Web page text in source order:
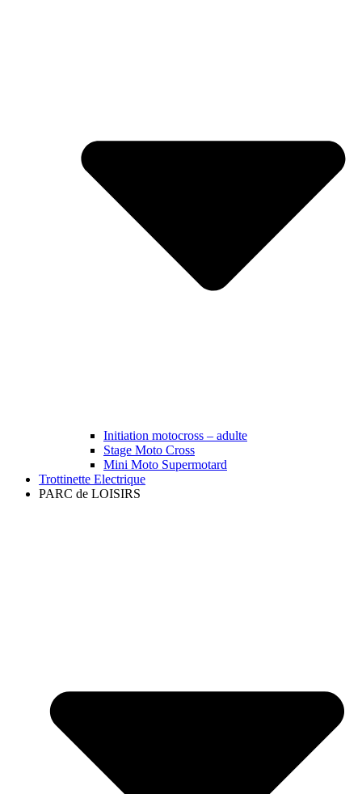
Initiation motocross – adulte
Stage Moto Cross
Mini Moto Supermotard
Trottinette Electrique
PARC de LOISIRS